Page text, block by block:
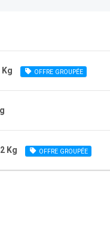
Kg OFFRE GROUPÉE
Kg OFFRE GROUPÉE